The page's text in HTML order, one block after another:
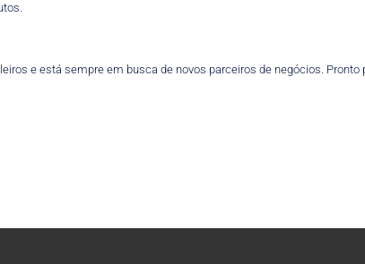
e está sempre em busca de novos parceiros de negócios. Pronto